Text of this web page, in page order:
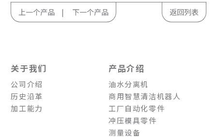
上一个产品 下一个产品 返回列表
关于我们
公司介绍
历史沿革
加工能力
产品介绍
油水分离机
商用智慧清洁机器人
工厂自动化零件
冲压模具零件
测量设备